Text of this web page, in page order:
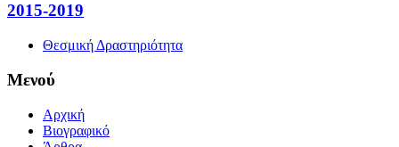
2015-2019
Θεσμική Δραστηριότητα
Μενού
Αρχική
Βιογραφικό